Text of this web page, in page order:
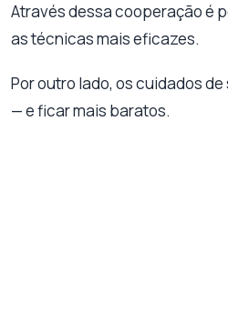
Através dessa cooperação é
as técnicas mais eficazes.
Por outro lado, os cuidados
— e ficar mais baratos.